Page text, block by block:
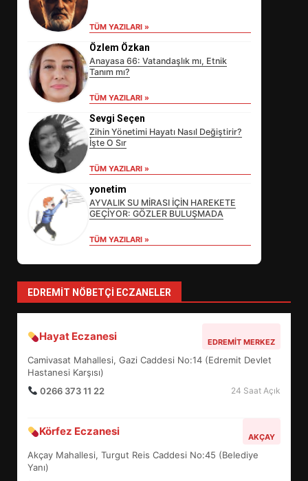
TÜM YAZILARI »
Özlem Özkan
Anayasa 66: Vatandaşlık mı, Etnik
Tanım mı?
TÜM YAZILARI »
Sevgi Seçen
Zihin Yönetimi Hayatı Nasıl Değiştirir?
İşte O Sır
TÜM YAZILARI »
yonetim
AYVALIK SU MİRASI İÇİN HAREKETE
GEÇİYOR: GÖZLER BULUŞMADA
TÜM YAZILARI »
EDREMIT NÖBETÇI ECZANELER
Hayat Eczanesi EDREMIT MERKEZ
Camivasat Mahallesi, Gazi Caddesi No:14 (Edremit Devlet
Hastanesi Karşısı)
0266 373 11 22
24 Saat Açık
Körfez Eczanesi AKÇAY
Akçay Mahallesi, Turgut Reis Caddesi No:45 (Belediye
Yanı)
SÜRDÜRÜLEBİLİRLİKTE NE
DEĞİŞECEK?
4
5
BALIKESİR MÜZELERİNDE SÜRE
UZATILDI: NE DEĞİŞTİ?
6
TURNUVASI KAYITLARI NEYİ